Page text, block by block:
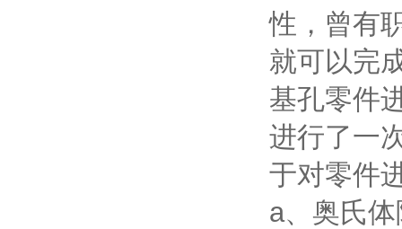
性，曾有
就可以完
基孔零件
进行了一
于对零件
a、奥氏